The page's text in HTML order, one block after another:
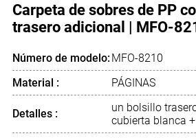
Carpeta de sobres de PP
trasero adicional | MFO-
Número de modelo:MFO-8210
Material :
PÁGINAS
Detalles :
un bolsillo
cubierta blanca